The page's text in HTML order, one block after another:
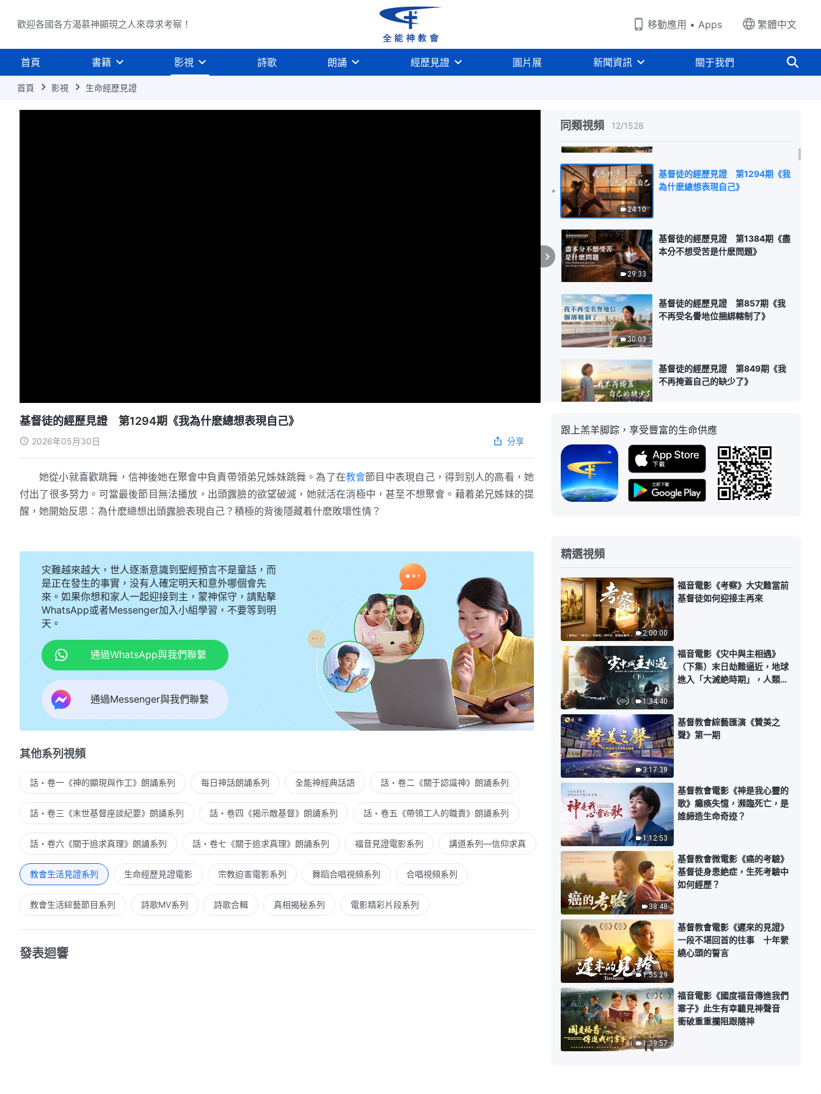
歡迎各國各方渴慕神顯現之人來尋求考察！ 移動應用 • Apps 繁體中文
首頁 書籍 影視 詩歌 朗誦 經歷見證 圖片展 新聞資訊 關于我們
首頁 影視 生命經歷見證
同類視頻 12/1528
顯露自己是什麽性情》
35:27
24:10
基督徒的經歷見證 第1294期《我
為什麽總想表現自己》
29:33
基督徒的經歷見證 第1384期《盡
本分不想受苦是什麽問題》
30:03
基督徒的經歷見證 第857期《我
不再受名譽地位捆綁轄制了》
26:10
基督徒的經歷見證 第849期《我
不再掩蓋自己的缺少了》
22:42
基督徒的經歷見證 第869期《老
好人真的好嗎》
基督徒的經歷見證 第822期《尋
25:46
賢妒能太可恨》
27:27
基督徒的經歷見證 第1620期《我
學會盡自己的責任了》
29:17
基督徒的經歷見證 第519期《我
為什麽總偽裝自己》
25:03
基督徒的經歷見證 第1619期《指
點問題是揭短嗎》
28:33
基督徒的經歷見證 第1618期《顯
露自己帶來的苦果》常常誇耀自己
是滑向深淵的開始
27:25
基督徒的經歷見證 第1617期《狂
妄性情不解决盡不好本分》
29:18
基督徒的經歷見證 第1616期《傳
福音是我的責任》
27:16
基督徒的經歷見證 第1615期《追
求名譽地位盡不好本分》
基督徒的經歷見證 第1294期《我為什麽總想表現自己》
2026年05月30日 分享
她從小就喜歡跳舞，信神後她在聚會中負責帶領弟兄姊妹跳舞。為了在教會節目中表現自己，得到别人的高看，她
付出了很多努力。可當最後節目無法播放，出頭露臉的欲望破滅，她就活在消極中，甚至不想聚會。藉着弟兄姊妹的提
醒，她開始反思：為什麽總想出頭露臉表現自己？積極的背後隱藏着什麽敗壞性情？
灾難越來越大，世人逐漸意識到聖經預言不是童話，而
是正在發生的事實，没有人確定明天和意外哪個會先
來。如果你想和家人一起迎接到主，蒙神保守，請點擊
WhatsApp或者Messenger加入小組學習，不要等到明
天。
通過WhatsApp與我們聯繫
通過Messenger與我們聯繫
其他系列視頻
話・卷一《神的顯現與作工》朗誦系列 每日神話朗誦系列 全能神經典話語 話・卷二《關于認識神》朗誦系列
話・卷三《末世基督座談紀要》朗誦系列 話・卷四《揭示敵基督》朗誦系列 話・卷五《帶領工人的職責》朗誦系列
話・卷六《關于追求真理》朗誦系列 話・卷七《關于追求真理》朗誦系列 福音見證電影系列 講道系列—信仰求真
教會生活見證系列 生命經歷見證電影 宗教迫害電影系列 舞蹈合唱視頻系列 合唱視頻系列
教會生活綜藝節目系列 詩歌MV系列 詩歌合輯 真相揭秘系列 電影精彩片段系列
發表迴響
跟上羔羊脚踪，享受豐富的生命供應
精選視頻
2:00:00
福音電影《考察》大灾難當前
基督徒如何迎接主再來
1:34:40
福音電影《灾中與主相遇》
（下集）末日劫難逼近，地球
進入「大滅絶時期」，人類進
3:17:39
基督教會綜藝匯演《贊美之
聲》第一期
1:12:53
基督教會電影《神是我心靈的
歌》癱痪失憶，瀕臨死亡，是
誰締造生命奇迹？
38:48
基督教會微電影《癌的考驗》
基督徒身患絶症，生死考驗中
如何經歷？
1:55:29
基督教會電影《遲來的見證》
一段不堪回首的往事 十年縈
繞心頭的誓言
1:39:57
福音電影《國度福音傳進我們
寨子》此生有幸聽見神聲音
衝破重重攔阻跟隨神